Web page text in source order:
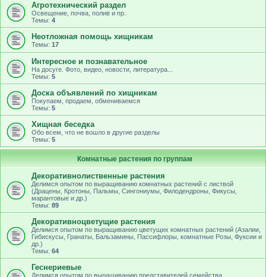
Агротехнический раздел
Освещение, почва, полив и пр.
Темы: 4
Неотложная помощь хищникам
Темы: 17
Интересное и познавательное
На досуге. Фото, видео, новости, литература...
Темы: 5
Доска объявлений по хищникам
Покупаем, продаем, обмениваемся
Темы: 5
Хищная беседка
Обо всем, что не вошло в другие разделы
Темы: 5
Комнатные растения по группам
Декоративнолиственные растения
Делимся опытом по выращиванию комнатных растений с листвой
(Драцены, Кротоны, Пальмы, Сингониумы, Филодендроны, Фикусы,
марантовые и др.)
Темы: 89
Декоративноцветущие растения
Делимся опытом по выращиванию цветущих комнатных растений (Азалии,
Гибискусы, Гранаты, Бальзамины, Пассифлоры, комнатные Розы, Фуксии и
др.)
Темы: 64
Геснериевые
Делимся опытом по выращиванию представителей семейства